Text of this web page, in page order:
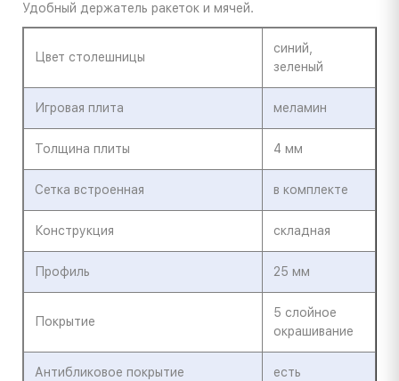
Удобный держатель ракеток и мячей.
Цвет столешницы
синий,
зеленый
Игровая плита меламин
Толщина плиты 4 мм
Сетка встроенная в комплекте
Конструкция складная
Профиль 25 мм
Покрытие
5 слойное
окрашивание
Антибликовое покрытие есть